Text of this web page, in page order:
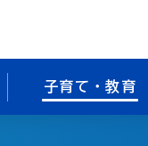
子育て・教育